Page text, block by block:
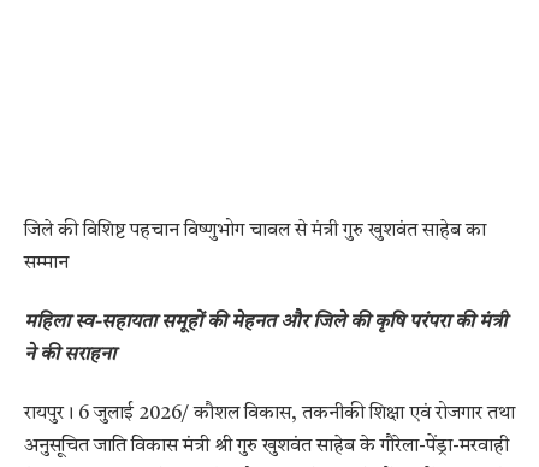
जिले की विशिष्ट पहचान विष्णुभोग चावल से मंत्री गुरु खुशवंत साहेब का
सम्मान
महिला स्व-सहायता समूहों की मेहनत और जिले की कृषि परंपरा की मंत्री
ने की सराहना
रायपुर। 6 जुलाई 2026/ कौशल विकास, तकनीकी शिक्षा एवं रोजगार तथा
अनुसूचित जाति विकास मंत्री श्री गुरु खुशवंत साहेब के गौरेला-पेंड्रा-मरवाही